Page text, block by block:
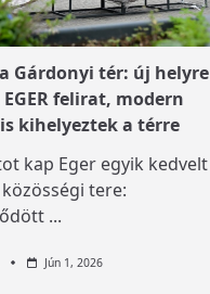
Gárdonyi tér: új helyre
felirat, modern
kihelyeztek a térre
kap Eger egyik kedvelt
tere:
...
Jún 1, 2026